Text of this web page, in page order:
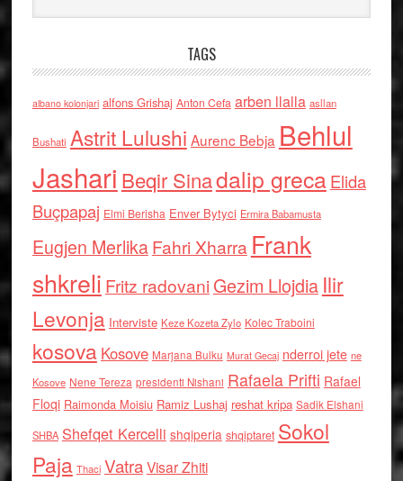
TAGS
albano kolonjari alfons Grishaj Anton Cefa arben llalla asllan
Bushati Astrit Lulushi Aurenc Bebja Behlul
Jashari Beqir Sinadalip grecaElida
Buçpapaj Elmi Berisha Enver Bytyci Ermira Babamusta
Eugjen MerlikaFahri Xharra Frank
shkreli Fritz radovaniGezim Llojdia Ilir
Levonja Interviste Keze Kozeta Zylo Kolec Traboini
kosova Kosove Marjana Bulku Murat Gecaj nderroi jete ne
Kosove Nene Tereza presidenti Nishani Rafaela Prifti Rafael
Floqi Raimonda Moisiu Ramiz Lushaj reshat kripa Sadik Elshani
SHBA Shefqet Kercelli shqiperia shqiptaret Sokol
Paja Thaci VatraVisar Zhiti